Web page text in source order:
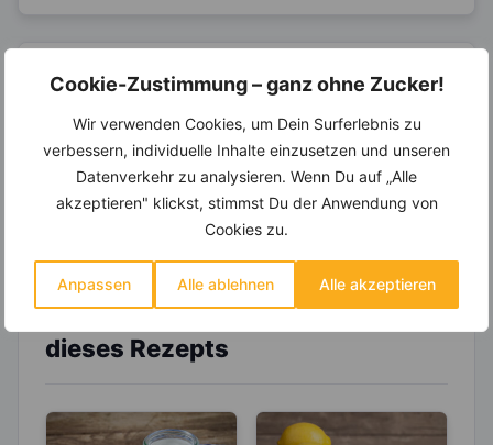
Cookie-Zustimmung – ganz ohne Zucker!
Wir verwenden Cookies, um Dein Surferlebnis zu
verbessern, individuelle Inhalte einzusetzen und unseren
Datenverkehr zu analysieren. Wenn Du auf „Alle
akzeptieren" klickst, stimmst Du der Anwendung von
Cookies zu.
Anpassen Alle ablehnen Alle akzeptieren
14.000 Rezepte, autom.
Einkaufsliste und noch mehr?
Entdecke die invi koo
-Mitgliedschaft und erhalte
viele hilfreiche und zeitsparende Möglichkeiten,
um Deine Ernährung optimal zu gestalten.
Erfahre mehr über die Zutaten
dieses Rezepts